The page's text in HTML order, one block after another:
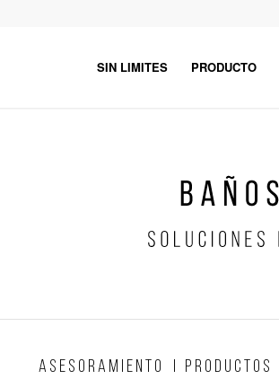
SIN LIMITES PRODUCTO
A S E S O R A M I E N T O | P R O D U C T O S